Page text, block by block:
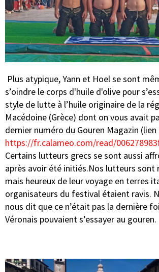
Plus atypique, Yann et Hoel se sont
s’oindre le corps d'huile d'olive pour
style de lutte à l’huile originaire de la
Macédoine (Grèce) dont on vous avait
dernier numéro du Gouren Magazin (lien
https://fr.calameo.com/read/
Certains lutteurs grecs se sont aussi
après avoir été initiés.Nos lutteurs sont
mais heureux de leur voyage en terres
organisateurs du festival étaient ravis.
nous dit que ce n’était pas la dernière
Véronais pouvaient s’essayer au gouren.